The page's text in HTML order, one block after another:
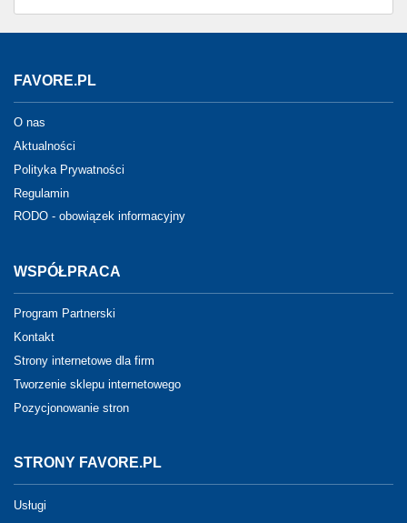
FAVORE.PL
O nas
Aktualności
Polityka Prywatności
Regulamin
RODO - obowiązek informacyjny
WSPÓŁPRACA
Program Partnerski
Kontakt
Strony internetowe dla firm
Tworzenie sklepu internetowego
Pozycjonowanie stron
STRONY FAVORE.PL
Usługi